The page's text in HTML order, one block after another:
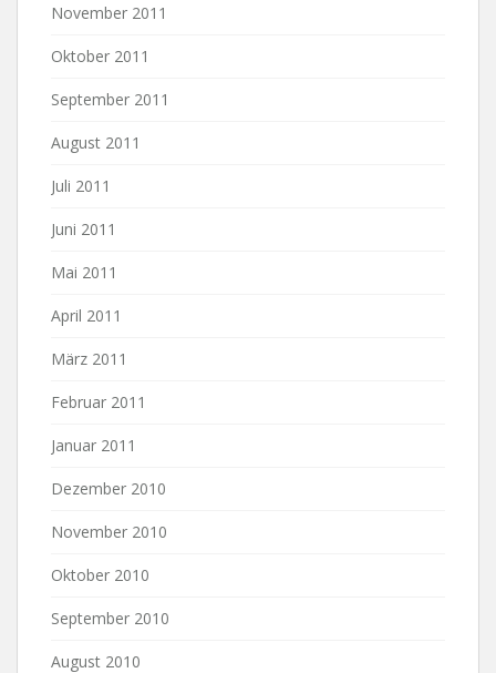
November 2011
Oktober 2011
September 2011
August 2011
Juli 2011
Juni 2011
Mai 2011
April 2011
März 2011
Februar 2011
Januar 2011
Dezember 2010
November 2010
Oktober 2010
September 2010
August 2010